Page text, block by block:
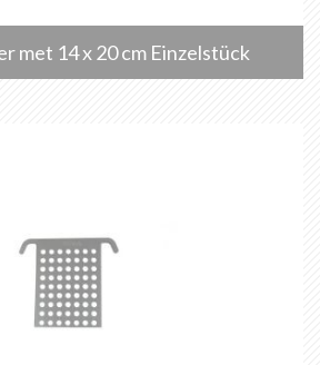
met 14 x 20 cm Einzelstück